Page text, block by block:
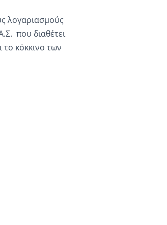
λογαριασμούς
που διαθέτει
το κόκκινο των